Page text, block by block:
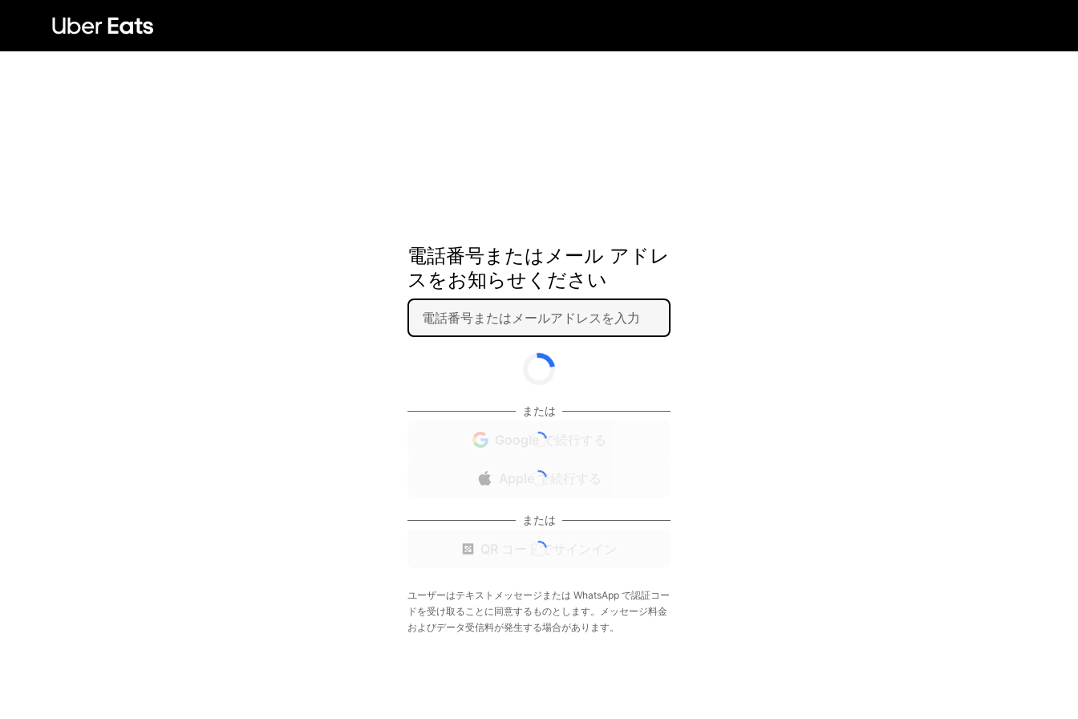
電話番号またはメール アドレ
スをお知らせください
または
Google で続行する
Apple で続行する
または
QR コードでサインイン
ユーザーはテキストメッセージまたは WhatsApp で認証コー
ドを受け取ることに同意するものとします。メッセージ料金
およびデータ受信料が発生する場合があります。